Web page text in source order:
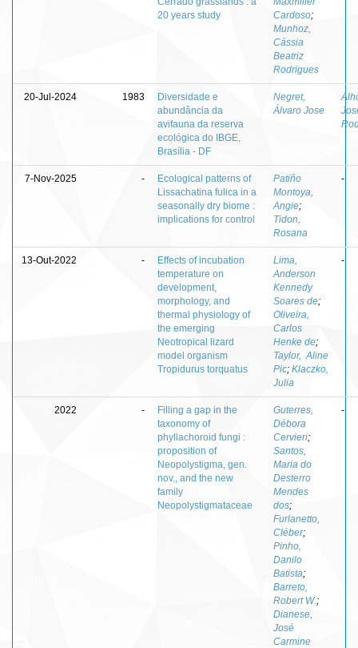
20 years study
Cardoso;
Munhoz,
Cássia
Beatriz
Rodrigues
20-Jul-2024 1983
Diversidade e
abundância da
avifauna da reserva
ecológica do IBGE,
Brasília - DF
Negret,
Álvaro Jose
7-Nov-2025 -
Ecological patterns of
Lissachatina fulica in a
seasonally dry biome :
implications for control
Patiño
Montoya,
Angie;
Tidon,
Rosana
-
13-Out-2022 -
Effects of incubation
temperature on
development,
morphology, and
thermal physiology of
the emerging
Neotropical lizard
model organism
Tropidurus torquatus
Lima,
Anderson
Kennedy
Soares de;
Oliveira,
Carlos
Henke de;
Taylor, Aline
Pic; Klaczko,
Julia
-
2022 -
Filling a gap in the
taxonomy of
phyllachoroid fungi :
proposition of
Neopolystigma, gen.
nov., and the new
family
Neopolystigmataceae
Guterres,
Débora
Cervieri;
Santos,
Maria do
Desterro
Mendes
dos;
Furlanetto,
Cléber;
Pinho,
Danilo
Batista;
Barreto,
Robert W. ;
Dianese,
José
Carmine
-